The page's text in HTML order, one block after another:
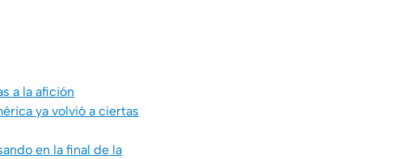
a la afición
ya volvió a ciertas
en la final de la